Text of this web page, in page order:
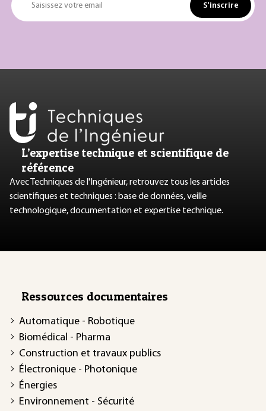
Saisissez votre email S'inscrire
L’expertise technique et scientifique de
référence
Avec Techniques de l'Ingénieur, retrouvez tous les articles
scientifiques et techniques : base de données, veille
technologique, documentation et expertise technique.
Ressources documentaires
Automatique - Robotique
Biomédical - Pharma
Construction et travaux publics
Électronique - Photonique
Énergies
Environnement - Sécurité